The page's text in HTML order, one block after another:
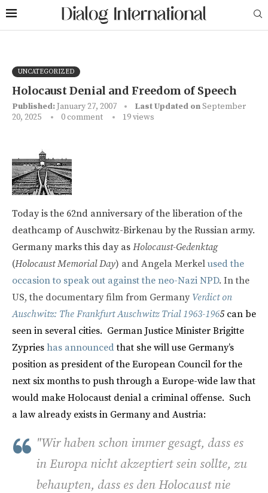
UNCATEGORIZED
Holocaust Denial and Freedom of Speech
Published:January 27, 2007 Last Updated onSeptember
20, 2025
0 comment 19views
Today is the 62nd anniversary of the liberation of the
deathcamp of Auschwitz-Birkenau by the Russian army.
Germany marks this day as Holocaust-Gedenktag
(Holocaust Memorial Day) and Angela Merkel used the
occasion to speak out against the neo-Nazi NPD. In the
US, the documentary film from Germany Verdict on
Auschwitz: The Frankfurt Auschwitz Trial 1963-1965 can be
seen in several cities. German Justice Minister Brigitte
Zypries has announcedthat she will use Germany’s
position as president of the European Council for the
next six months to push through a Europe-wide law that
would make Holocaust denial a criminal offense. Such
a law already exists in Germany and Austria:
"Wir haben schon immer gesagt, dass es
in Europa nicht akzeptiert sein sollte, zu
behaupten, dass es den Holocaust nie